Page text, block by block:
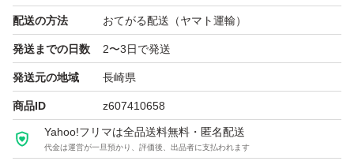
◇ 品種：メークイン
◇ サイズ：普通サイズ
◇ 泥付き
◇ 本日掘りたて
【内容量】
配送の方法 おてがる配送（ヤマト運輸）
発送までの日数 2〜3日で発送
発送元の地域 長崎県
商品ID z607410658
Yahoo!フリマは全品送料無料・匿名配送
代金は運営が一旦預かり、評価後、出品者に支払われます